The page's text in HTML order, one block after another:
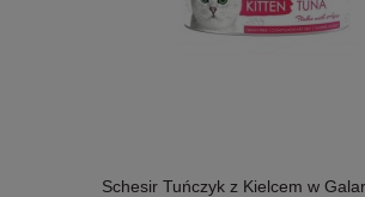
Schesir Tuńczyk z Kielcem w